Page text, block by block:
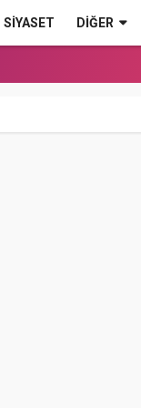
SİYASET DIĞER